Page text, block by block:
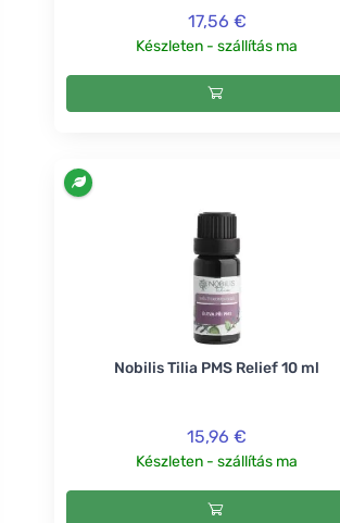
17,56 €
Készleten - szállítás ma
Nobilis Tilia PMS Relief 10 ml
15,96 €
Készleten - szállítás ma